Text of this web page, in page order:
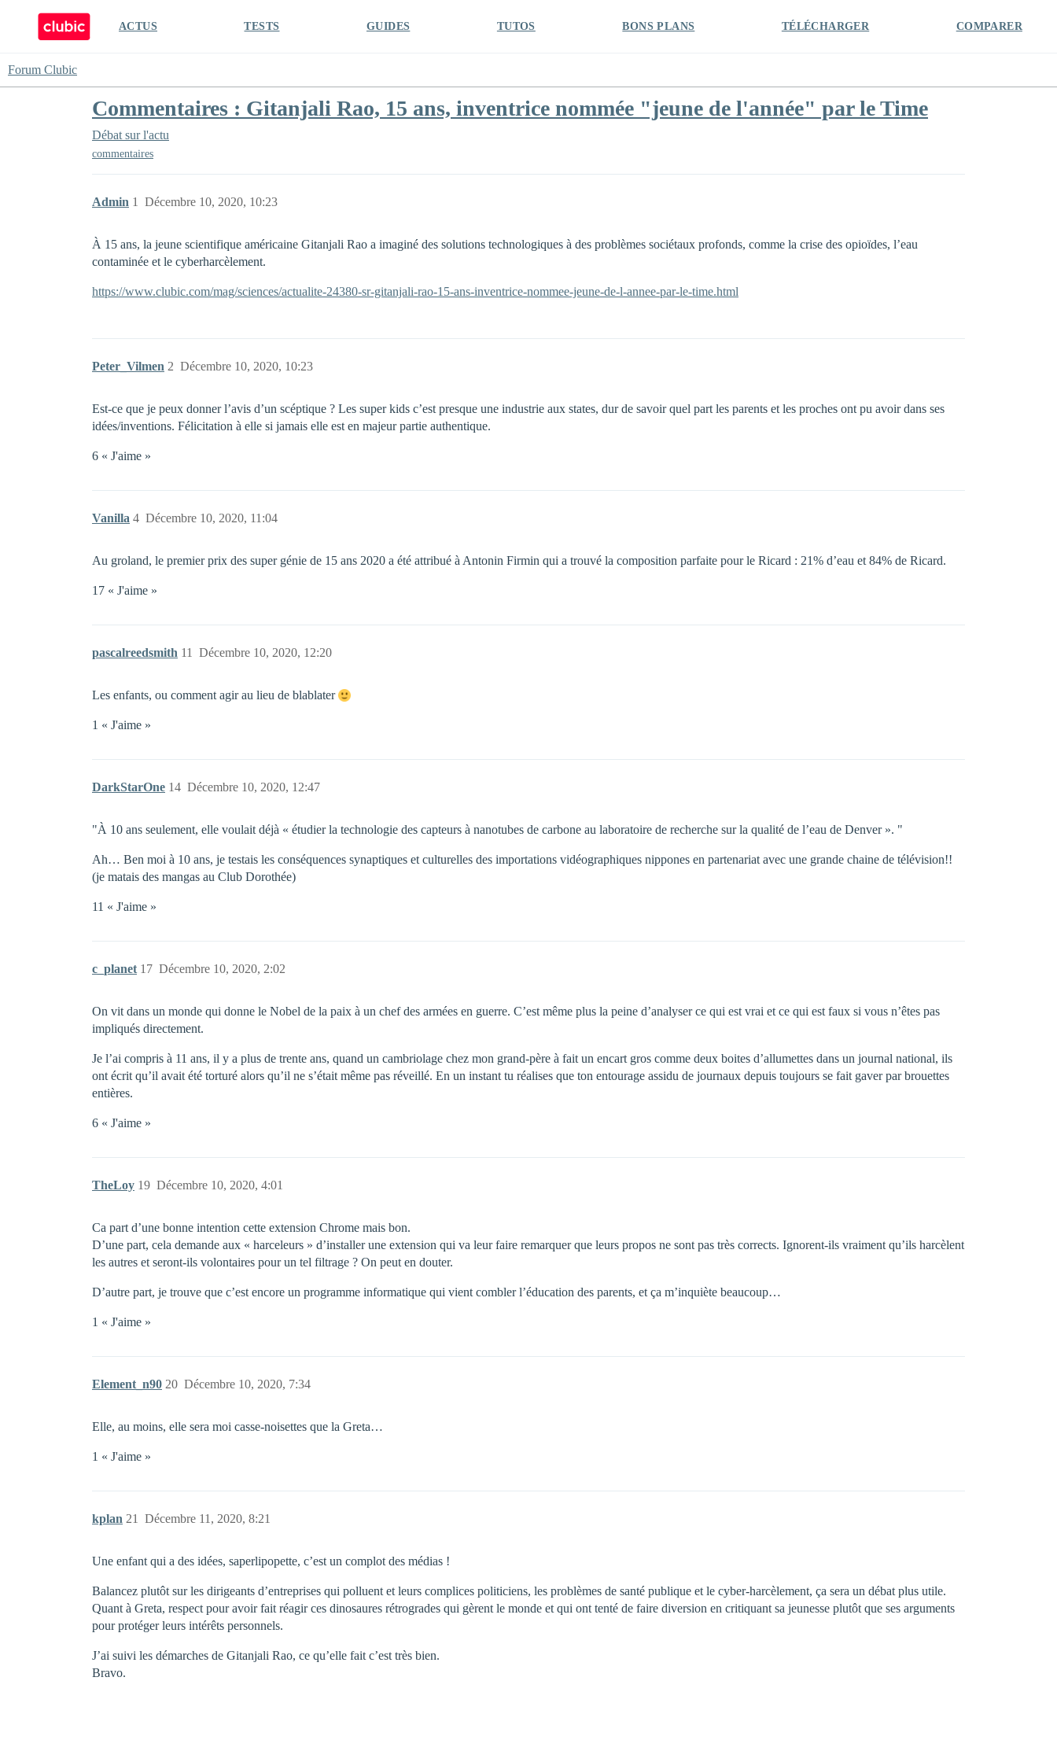
ACTUS TESTS GUIDES TUTOS BONS PLANS TÉLÉCHARGER COMPARER
Forum Clubic
Commentaires : Gitanjali Rao, 15 ans, inventrice nommée "jeune de l'année" par le Time
Débat sur l'actu
commentaires
Admin Décembre 10, 2020, 10:23
1
À 15 ans, la jeune scientifique américaine Gitanjali Rao a imaginé des solutions technologiques à des problèmes sociétaux profonds, comme la crise des opioïdes, l’eau
contaminée et le cyberharcèlement.
https://www.clubic.com/mag/sciences/actualite-24380-sr-gitanjali-rao-15-ans-inventrice-nommee-jeune-de-l-annee-par-le-time.html
Peter_Vilmen Décembre 10, 2020, 10:23
2
Est-ce que je peux donner l’avis d’un scéptique ? Les super kids c’est presque une industrie aux states, dur de savoir quel part les parents et les proches ont pu avoir dans ses
idées/inventions. Félicitation à elle si jamais elle est en majeur partie authentique.
6 « J'aime »
Vanilla Décembre 10, 2020, 11:04
4
Au groland, le premier prix des super génie de 15 ans 2020 a été attribué à Antonin Firmin qui a trouvé la composition parfaite pour le Ricard : 21% d’eau et 84% de Ricard.
17 « J'aime »
pascalreedsmith Décembre 10, 2020, 12:20
11
Les enfants, ou comment agir au lieu de blablater
1 « J'aime »
DarkStarOne Décembre 10, 2020, 12:47
14
"À 10 ans seulement, elle voulait déjà « étudier la technologie des capteurs à nanotubes de carbone au laboratoire de recherche sur la qualité de l’eau de Denver ». "
Ah… Ben moi à 10 ans, je testais les conséquences synaptiques et culturelles des importations vidéographiques nippones en partenariat avec une grande chaine de télévision!!
(je matais des mangas au Club Dorothée)
11 « J'aime »
c_planet Décembre 10, 2020, 2:02
17
On vit dans un monde qui donne le Nobel de la paix à un chef des armées en guerre. C’est même plus la peine d’analyser ce qui est vrai et ce qui est faux si vous n’êtes pas
impliqués directement.
Je l’ai compris à 11 ans, il y a plus de trente ans, quand un cambriolage chez mon grand-père à fait un encart gros comme deux boites d’allumettes dans un journal national, ils
ont écrit qu’il avait été torturé alors qu’il ne s’était même pas réveillé. En un instant tu réalises que ton entourage assidu de journaux depuis toujours se fait gaver par brouettes
entières.
6 « J'aime »
TheLoy Décembre 10, 2020, 4:01
19
Ca part d’une bonne intention cette extension Chrome mais bon.
D’une part, cela demande aux « harceleurs » d’installer une extension qui va leur faire remarquer que leurs propos ne sont pas très corrects. Ignorent-ils vraiment qu’ils harcèlent
les autres et seront-ils volontaires pour un tel filtrage ? On peut en douter.
D’autre part, je trouve que c’est encore un programme informatique qui vient combler l’éducation des parents, et ça m’inquiète beaucoup…
1 « J'aime »
Element_n90 Décembre 10, 2020, 7:34
20
Elle, au moins, elle sera moi casse-noisettes que la Greta…
1 « J'aime »
kplan Décembre 11, 2020, 8:21
21
Une enfant qui a des idées, saperlipopette, c’est un complot des médias !
Balancez plutôt sur les dirigeants d’entreprises qui polluent et leurs complices politiciens, les problèmes de santé publique et le cyber-harcèlement, ça sera un débat plus utile.
Quant à Greta, respect pour avoir fait réagir ces dinosaures rétrogrades qui gèrent le monde et qui ont tenté de faire diversion en critiquant sa jeunesse plutôt que ses arguments
pour protéger leurs intérêts personnels.
J’ai suivi les démarches de Gitanjali Rao, ce qu’elle fait c’est très bien.
Bravo.